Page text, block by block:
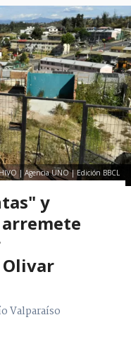
| Agencia UNO | Edición BBCL
y
Valparaíso